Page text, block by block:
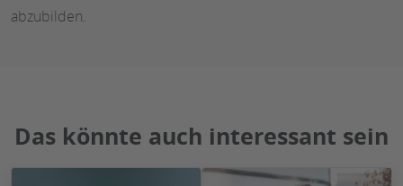
abzubilden.
Das könnte auch interessant sein